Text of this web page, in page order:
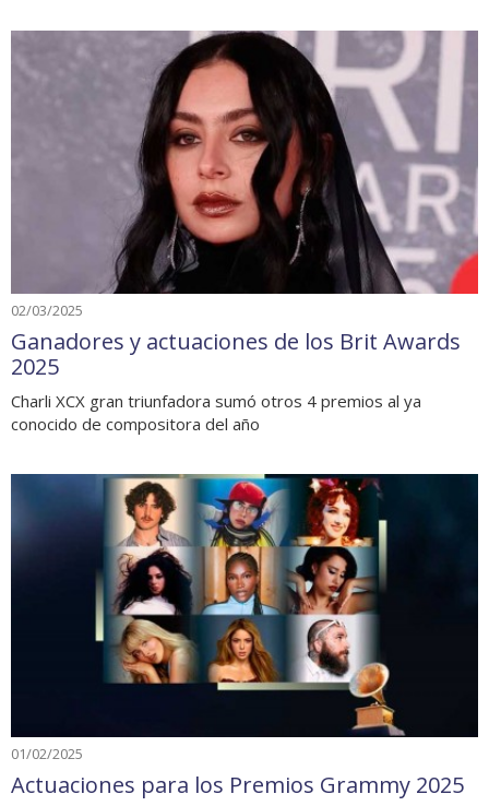
02/03/2025
Ganadores y actuaciones de los Brit Awards
2025
Charli XCX gran triunfadora sumó otros 4 premios al ya
conocido de compositora del año
01/02/2025
Actuaciones para los Premios Grammy 2025